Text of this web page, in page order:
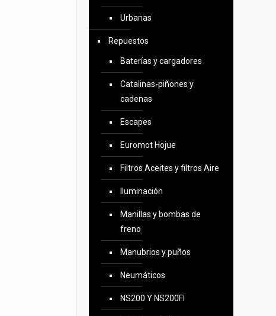
Urbanas
Repuestos
Baterías y cargadores
Catalinas-piñones y
cadenas
Escapes
Euromot Hojue
Filtros Aceites y filtros Aire
Iluminación
Manillas y bombas de
freno
Manubrios y puños
Neumáticos
NS200 Y NS200FI